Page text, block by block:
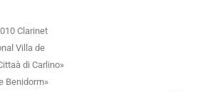
Clarinet
Villa de
di Carlino»
Benidorm»